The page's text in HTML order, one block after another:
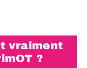
vraiment
?